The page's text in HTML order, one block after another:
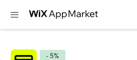
- 5%